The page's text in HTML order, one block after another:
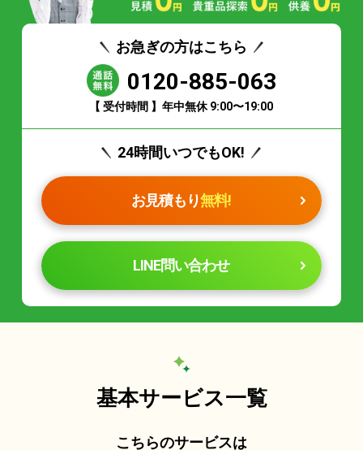
お急ぎの方はこちら
0120-885-063
【 受付時間 】年中無休 9:00〜19:00
24時間いつでもOK!
お見積もり無料!
LINE問い合わせ
基本サービス一覧
こちらのサービスは